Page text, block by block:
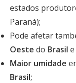
estados
Paraná);
Pode afetar
Oeste do Brasil
Maior umidade
Brasil;